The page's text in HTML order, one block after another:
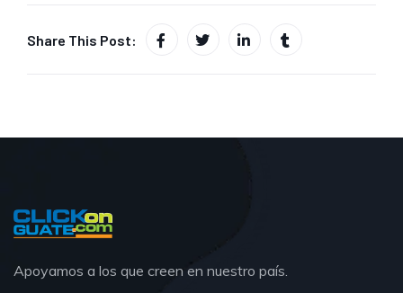
Share This Post:
Apoyamos a los que creen en nuestro país.